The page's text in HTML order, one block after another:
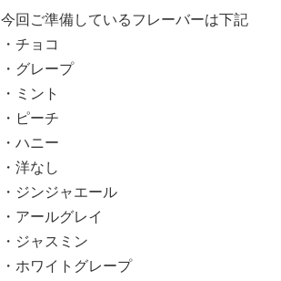
今回ご準備しているフレーバーは下記
・チョコ
・グレープ
・ミント
・ピーチ
・ハニー
・洋なし
・ジンジャエール
・アールグレイ
・ジャスミン
・ホワイトグレープ